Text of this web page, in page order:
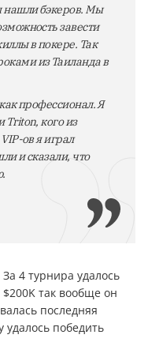
нашли бэкеров. Мы
завести
в покере. Так
из Таиланда в
профессионал. Я
Triton, кого из
ов я играл
и сказали, что
4 турнира удалось
так вообще он
последняя
победить